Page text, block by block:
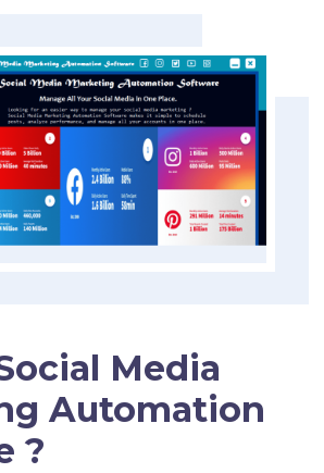
Media
Automation
?